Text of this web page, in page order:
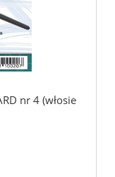
nr 4 (włosie